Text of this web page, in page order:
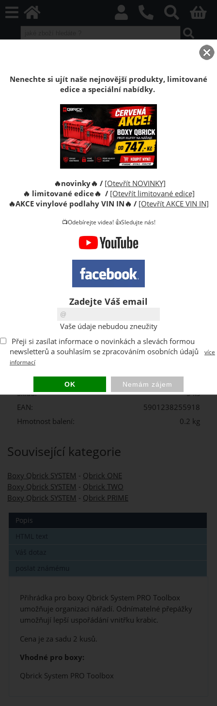
Přihrádka pro boxy Qbrick System PRO
Toolbox
Přihrádka pro boxy Qbrick System PRO Toolbox
umožňuje organizaci nářadí.
ks
Qbrick System
Cena s DPH:
75 CZK
DPH:
Dostupnost:
Skladem
Sklad:
5 ks
EAN:
5901238255918
Hmotnost balení:
0.2 kg
Související kategorie
Boxy Qbrick SYSTEM - Qbrick ONE
Boxy Qbrick SYSTEM - Qbrick TWO
Boxy Qbrick SYSTEM - Qbrick PRIME
Popis
HTML text
Váš dotaz
poslat známému
Přihrádka pro boxy Qbrick System PRO Toolbox
umožňuje organizaci nářadí. Odnímatelné přepážky
umožňují lepší uspořádání vnitřku krabic.
Cena je za sadu 2 kusů.
Vhodné pro boxy:
Qbrick System PRO Toolbox
Nenechte si ujít naše nejnovější produkty, limitované
edice a speciální nabídky.
🔥novinky🔥 / [Otevřít NOVINKY]
🔥 limitované edice🔥 / [Otevřít limitované edice]
🔥AKCE vinylové podlahy VIN IN🔥 / [Otevřít AKCE VIN IN]
📺Odebírejte videa! 👍Sledujte nás!
Zadejte Váš email
Vaše údaje nebudou zneužity
Přeji si zasílat informace o novinkách a slevách formou
newsletterů a souhlasím se zpracováním osobních údajů
více
informací